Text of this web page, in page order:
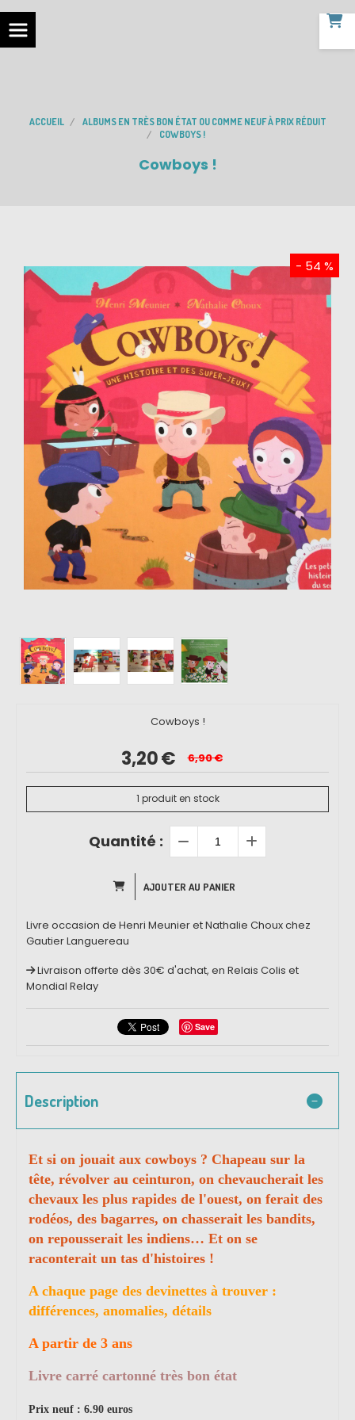
ACCUEIL
ALBUMS EN TRÈS BON ÉTAT OU COMME NEUF À PRIX RÉDUIT
COWBOYS !
Cowboys !
- 54 %
Cowboys !
3,20€ 6,90€
1 produit en stock
Quantité :
AJOUTER AU PANIER
Livre occasion de Henri Meunier et Nathalie Choux chez
Gautier Languereau
Livraison offerte dès 30€ d'achat, en Relais Colis et
Mondial Relay
Save
Description
Et si on jouait aux cowboys ? Chapeau sur la
tête, révolver au ceinturon, on chevaucherait les
chevaux les plus rapides de l'ouest, on ferait des
rodéos, des bagarres, on chasserait les bandits,
on repousserait les indiens… Et on se
raconterait un tas d'histoires !
A chaque page des devinettes à trouver :
différences, anomalies, détails
A partir de 3 ans
Livre carré cartonné très bon état
Prix neuf : 6.90 euros